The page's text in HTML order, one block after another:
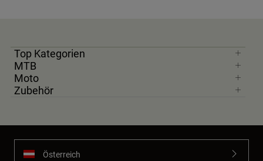
Top Kategorien
MTB
Moto
Zubehör
Österreich